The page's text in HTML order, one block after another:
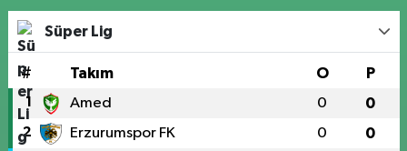
Süper Lig
# Takım O P
1 Amed 0 0
2 Erzurumspor FK 0 0